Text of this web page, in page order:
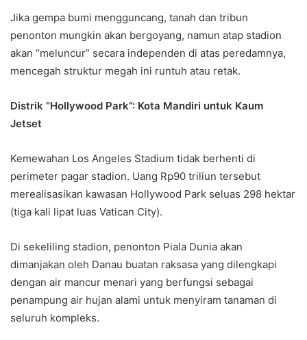
Jika gempa bumi mengguncang, tanah dan tribun
penonton mungkin akan bergoyang, namun atap stadion
akan “meluncur” secara independen di atas peredamnya,
mencegah struktur megah ini runtuh atau retak.
Distrik “Hollywood Park”: Kota Mandiri untuk Kaum
Jetset
Kemewahan Los Angeles Stadium tidak berhenti di
perimeter pagar stadion. Uang Rp90 triliun tersebut
merealisasikan kawasan Hollywood Park seluas 298 hektar
(tiga kali lipat luas Vatican City).
Di sekeliling stadion, penonton Piala Dunia akan
dimanjakan oleh Danau buatan raksasa yang dilengkapi
dengan air mancur menari yang berfungsi sebagai
penampung air hujan alami untuk menyiram tanaman di
seluruh kompleks.